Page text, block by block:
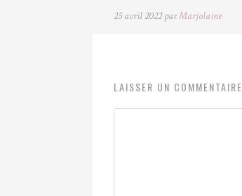
25 avril 2022 parMarjolaine
LAISSER UN COMMENTAIRE